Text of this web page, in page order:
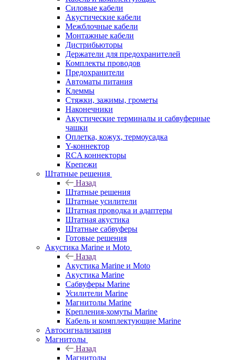
Силовые кабели
Акустические кабели
Межблочные кабели
Монтажные кабели
Дистрибьюторы
Держатели для предохранителей
Комплекты проводов
Предохранители
Автоматы питания
Клеммы
Стяжки, зажимы, грометы
Наконечники
Акустические терминалы и сабвуферные
чашки
Оплетка, кожух, термоусадка
Y-коннектор
RCA коннекторы
Крепежи
Штатные решения
Назад
Штатные решения
Штатные усилители
Штатная проводка и адаптеры
Штатная акустика
Штатные сабвуферы
Готовые решения
Акустика Marine и Moto
Назад
Акустика Marine и Moto
Акустика Marine
Сабвуферы Marine
Усилители Marine
Магнитолы Marine
Крепления-хомуты Marine
Кабель и комплектующие Marine
Автосигнализация
Магнитолы
Назад
Магнитолы